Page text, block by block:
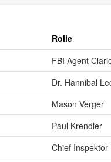
Rolle
FBI Agent
Dr. Hannibal
Mason Verger
Paul Krendler
Chief Inspektor